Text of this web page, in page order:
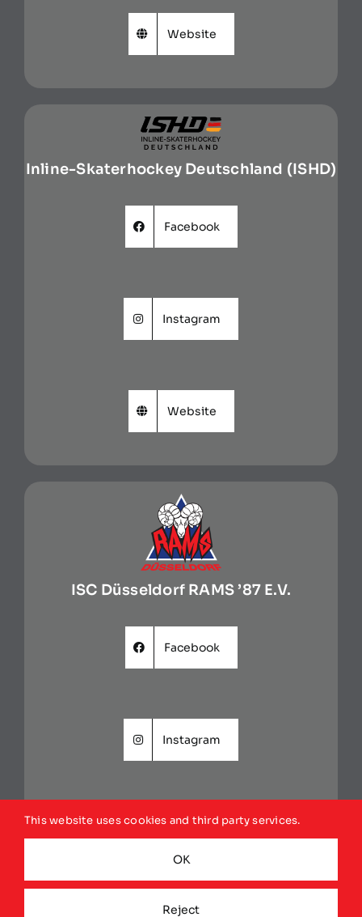
Website
Inline-Skaterhockey Deutschland (ISHD)
Facebook
Instagram
Website
ISC Düsseldorf RAMS ’87 E.V.
Facebook
Instagram
This website uses cookies and third party services.
OK
Reject